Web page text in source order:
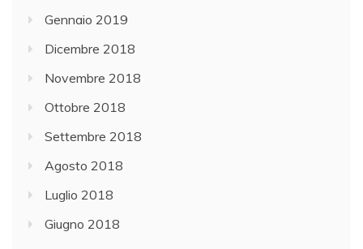
Gennaio 2019
Dicembre 2018
Novembre 2018
Ottobre 2018
Settembre 2018
Agosto 2018
Luglio 2018
Giugno 2018